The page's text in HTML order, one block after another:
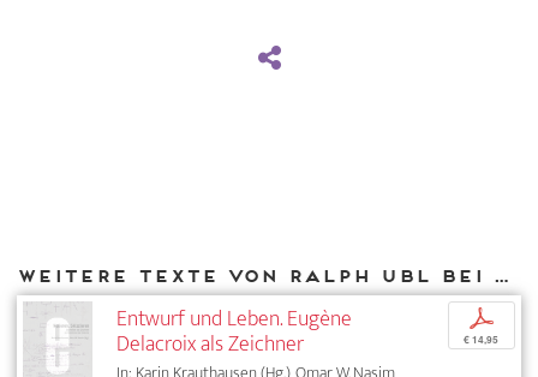
Weitere Texte von Ralph Ubl bei DIAPHANES
Entwurf und Leben. Eugène
Delacroix als Zeichner
p
€ 14,95